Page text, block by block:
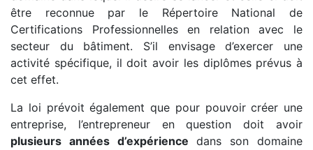
être reconnue par le Répertoire National de
Certifications Professionnelles en relation avec le
secteur du bâtiment. S’il envisage d’exercer une
activité spécifique, il doit avoir les diplômes prévus à
cet effet.
La loi prévoit également que pour pouvoir créer une
entreprise, l’entrepreneur en question doit avoir
plusieurs années d’expérience dans son domaine